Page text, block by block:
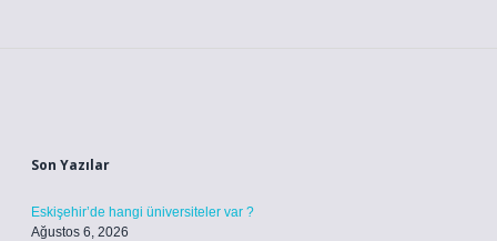
Son Yazılar
Eskişehir’de hangi üniversiteler var ?
Ağustos 6, 2026